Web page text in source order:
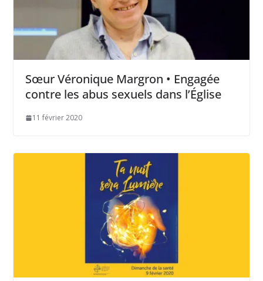
Sœur Véronique Margron • Engagée
contre les abus sexuels dans l’Église
11 février 2020